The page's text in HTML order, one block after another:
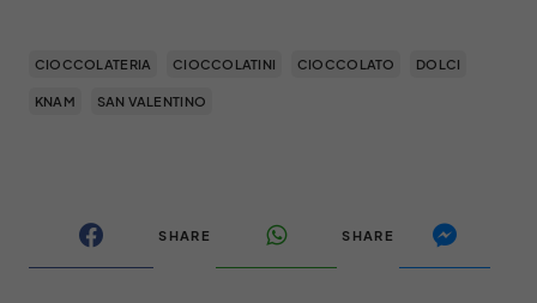
CIOCCOLATERIA CIOCCOLATINI CIOCCOLATO DOLCI
KNAM SAN VALENTINO
SHARE SHARE